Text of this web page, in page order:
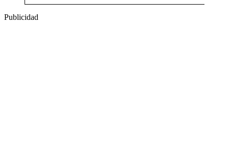
Publicidad